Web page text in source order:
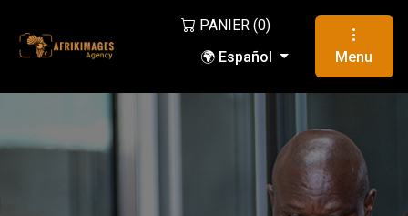
PANIER (0)
🌍 Español
Menu